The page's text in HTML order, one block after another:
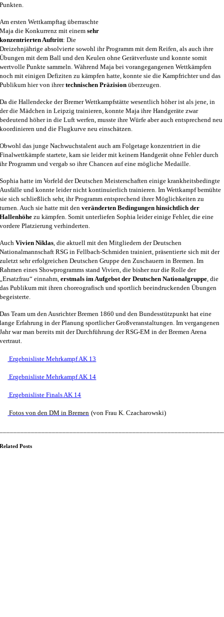
Punkten.
Am ersten Wettkampftag überraschte
Maja die Konkurrenz mit einemsehr
konzentrierten Auftritt: Die
Dreizehnjährige absolvierte sowohl ihr Programm mit dem Reifen, als auch ihre
Übungen mit dem Ball und den Keulen ohne Gerätverluste und konnte somit
wertvolle Punkte sammeln. Während Maja bei vorangegangenen Wettkämpfen
noch mit einigen Defiziten zu kämpfen hatte, konnte sie die Kampfrichter und das
Publikum hier von ihrertechnischen Präzision überzeugen.
Da die Hallendecke der Bremer Wettkampfstätte wesentlich höher ist als jene, in
der die Mädchen in Leipzig trainieren, konnte Maja ihre Handgeräte zwar
bedeutend höher in die Luft werfen, musste ihre Würfe aber auch entsprechend neu
koordinieren und die Flugkurve neu einschätzen.
Obwohl das junge Nachwuchstalent auch am Folgetage konzentriert in die
Finalwettkämpfe startete, kam sie leider mit keinem Handgerät ohne Fehler durch
ihr Programm und vergab so ihre Chancen auf eine mögliche Medaille.
Sophia hatte im Vorfeld der Deutschen Meisterschaften einige krankheitsbedingte
Ausfälle und konnte leider nicht kontinuierlich trainieren. Im Wettkampf bemühte
sie sich schließlich sehr, ihr Programm entsprechend ihrer Möglichkeiten zu
turnen. Auch sie hatte mit denveränderten Bedingungen hinsichtlich der
Hallenhöhe zu kämpfen. Somit unterliefen Sophia leider einige Fehler, die eine
vordere Platzierung verhinderten.
AuchVivien Niklas, die aktuell mit den Mitgliedern der Deutschen
Nationalmannschaft RSG in Fellbach-Schmiden trainiert, präsentierte sich mit der
zuletzt sehr erfolgreichen Deutschen Gruppe den Zuschauern in Bremen. Im
Rahmen eines Showprogramms stand Vivien, die bisher nur die Rolle der
„Ersatzfrau“ einnahm,erstmals im Aufgebot der Deutschen Nationalgruppe, die
das Publikum mit ihren choreografisch und sportlich beeindruckenden Übungen
begeisterte.
Das Team um den Ausrichter Bremen 1860 und den Bundesstützpunkt hat eine
lange Erfahrung in der Planung sportlicher Großveranstaltungen. Im vergangenen
Jahr war man bereits mit der Durchführung der RSG-EM in der Bremen Arena
vertraut.
Ergebnisliste Mehrkampf AK 13
Ergebnisliste Mehrkampf AK 14
Ergebnisliste Finals AK 14
Fotos von den DM in Bremen (von Frau K. Czacharowski)
Related Posts